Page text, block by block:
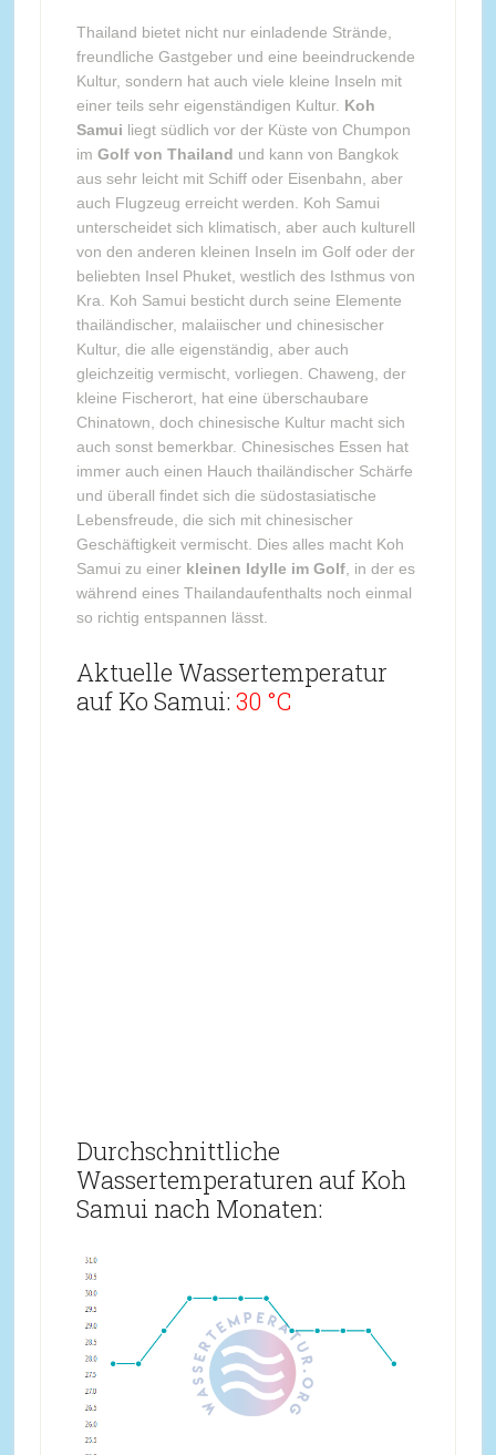
Thailand bietet nicht nur einladende Strände,
freundliche Gastgeber und eine beeindruckende
Kultur, sondern hat auch viele kleine Inseln mit
einer teils sehr eigenständigen Kultur. Koh
Samui liegt südlich vor der Küste von Chumpon
im Golf von Thailand und kann von Bangkok
aus sehr leicht mit Schiff oder Eisenbahn, aber
auch Flugzeug erreicht werden. Koh Samui
unterscheidet sich klimatisch, aber auch kulturell
von den anderen kleinen Inseln im Golf oder der
beliebten Insel Phuket, westlich des Isthmus von
Kra. Koh Samui besticht durch seine Elemente
thailändischer, malaiischer und chinesischer
Kultur, die alle eigenständig, aber auch
gleichzeitig vermischt, vorliegen. Chaweng, der
kleine Fischerort, hat eine überschaubare
Chinatown, doch chinesische Kultur macht sich
auch sonst bemerkbar. Chinesisches Essen hat
immer auch einen Hauch thailändischer Schärfe
und überall findet sich die südostasiatische
Lebensfreude, die sich mit chinesischer
Geschäftigkeit vermischt. Dies alles macht Koh
Samui zu einer kleinen Idylle im Golf, in der es
während eines Thailandaufenthalts noch einmal
so richtig entspannen lässt.
Aktuelle Wassertemperatur
auf Ko Samui: 30 °C
Durchschnittliche
Wassertemperaturen auf Koh
Samui nach Monaten: